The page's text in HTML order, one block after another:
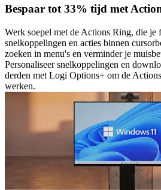
Bespaar tot 33% tijd met
Werk soepel met de Actions Ring, die je
snelkoppelingen en acties binnen
zoeken in menu's en verminder je
Personaliseer snelkoppelingen en
derden met Logi Options+ om de
werken.